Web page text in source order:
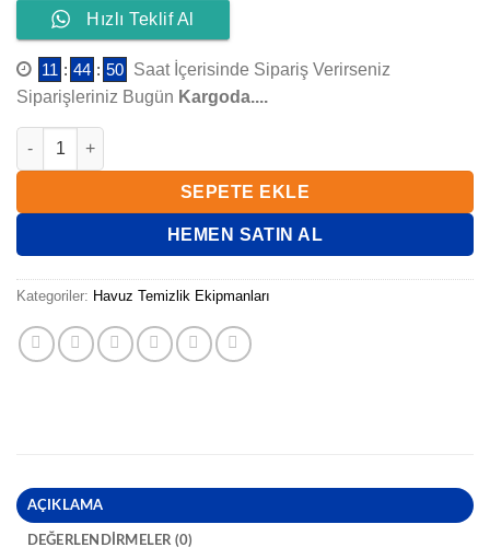
Hızlı Teklif Al
11 : 44 : 50 Saat İçerisinde Sipariş Verirseniz
Siparişleriniz Bugün Kargoda....
WATERFUN SÜPÜRGE ÇATALI 1,5 (FLAT) adet
SEPETE EKLE
HEMEN SATIN AL
Kategoriler: Havuz Temizlik Ekipmanları
AÇIKLAMA
DEĞERLENDIRMELER (0)